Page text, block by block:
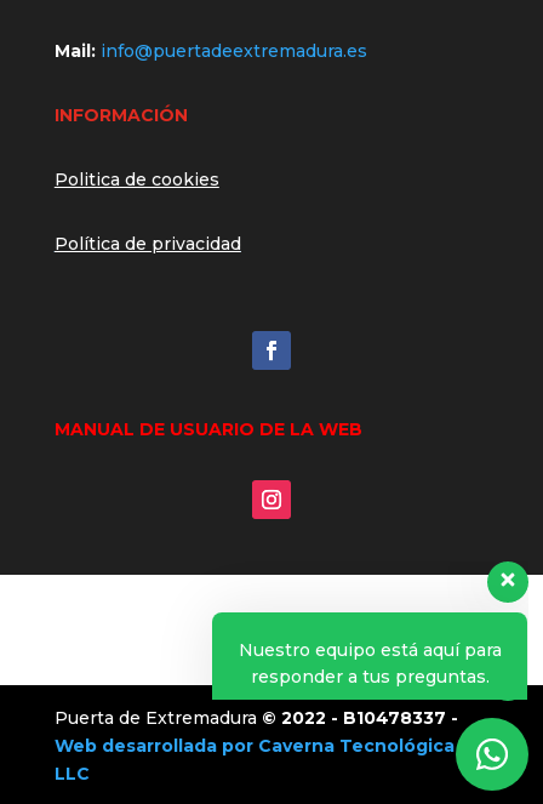
Mail: info@puertadeextremadura.es
INFORMACIÓN
Politica de cookies
Política de privacidad
MANUAL DE USUARIO DE LA WEB
Puerta de Extremadura © 2022 - B10478337 -
Web desarrollada por Caverna Tecnológica
LLC
responder a tus preguntas.
Si necesitas hacernos alguna
puedes enviarnos un mensaje